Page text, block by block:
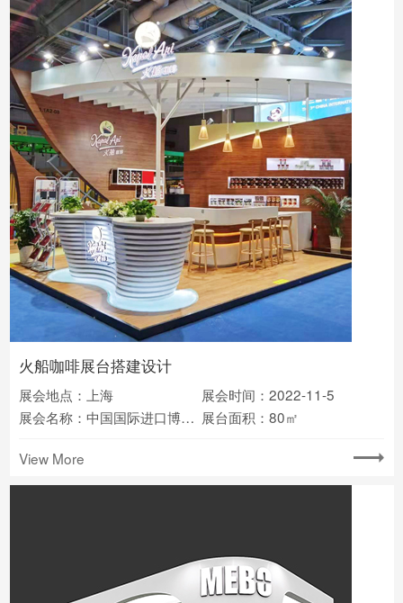
火船咖啡展台搭建设计
展会地点：上海
展会时间：2022-11-5
展会名称：中国国际进口博览会 展台面积：80㎡
View More